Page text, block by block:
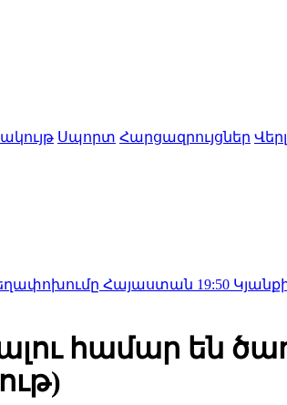
Սպորտ Հարցազրույցներ
Հայաստան19:50Կյանքից
համար են